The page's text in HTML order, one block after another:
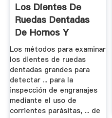
Los Dientes De
Ruedas Dentadas
De Hornos Y
Molinos ASTM.
Los métodos para examinar
los dientes de ruedas
dentadas grandes para
detectar ... para la
inspección de engranajes
mediante el uso de
corrientes parásitas, ... de